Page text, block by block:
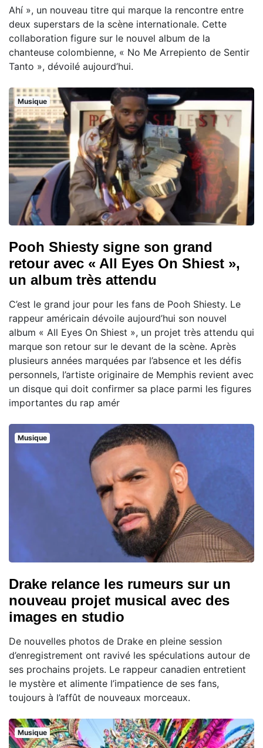
Ahí », un nouveau titre qui marque la rencontre entre
deux superstars de la scène internationale. Cette
collaboration figure sur le nouvel album de la
chanteuse colombienne, « No Me Arrepiento de Sentir
Tanto », dévoilé aujourd’hui.
Musique
Pooh Shiesty signe son grand
retour avec « All Eyes On Shiest »,
un album très attendu
C’est le grand jour pour les fans de Pooh Shiesty. Le
rappeur américain dévoile aujourd’hui son nouvel
album « All Eyes On Shiest », un projet très attendu qui
marque son retour sur le devant de la scène. Après
plusieurs années marquées par l’absence et les défis
personnels, l’artiste originaire de Memphis revient avec
un disque qui doit confirmer sa place parmi les figures
importantes du rap amér
Musique
Drake relance les rumeurs sur un
nouveau projet musical avec des
images en studio
De nouvelles photos de Drake en pleine session
d’enregistrement ont ravivé les spéculations autour de
ses prochains projets. Le rappeur canadien entretient
le mystère et alimente l’impatience de ses fans,
toujours à l’affût de nouveaux morceaux.
Musique